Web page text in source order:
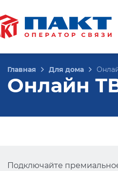
Главная Для дома
Онлайн
Подключайте